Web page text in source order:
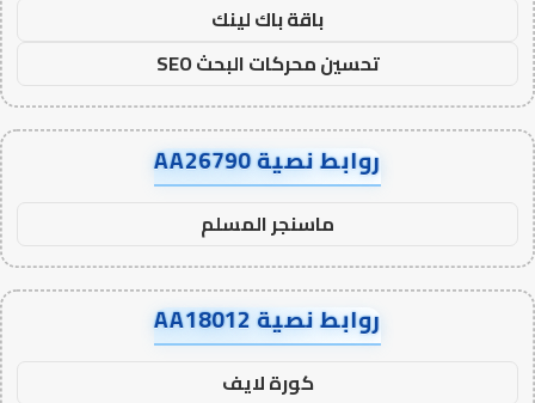
باقة باك لينك
تحسين محركات البحث SEO
روابط نصية AA26790
ماسنجر المسلم
روابط نصية AA18012
كورة لايف